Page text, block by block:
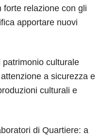
relazione con gli
apportare nuovi
culturale
a sicurezza e
culturali e
di Quartiere: a